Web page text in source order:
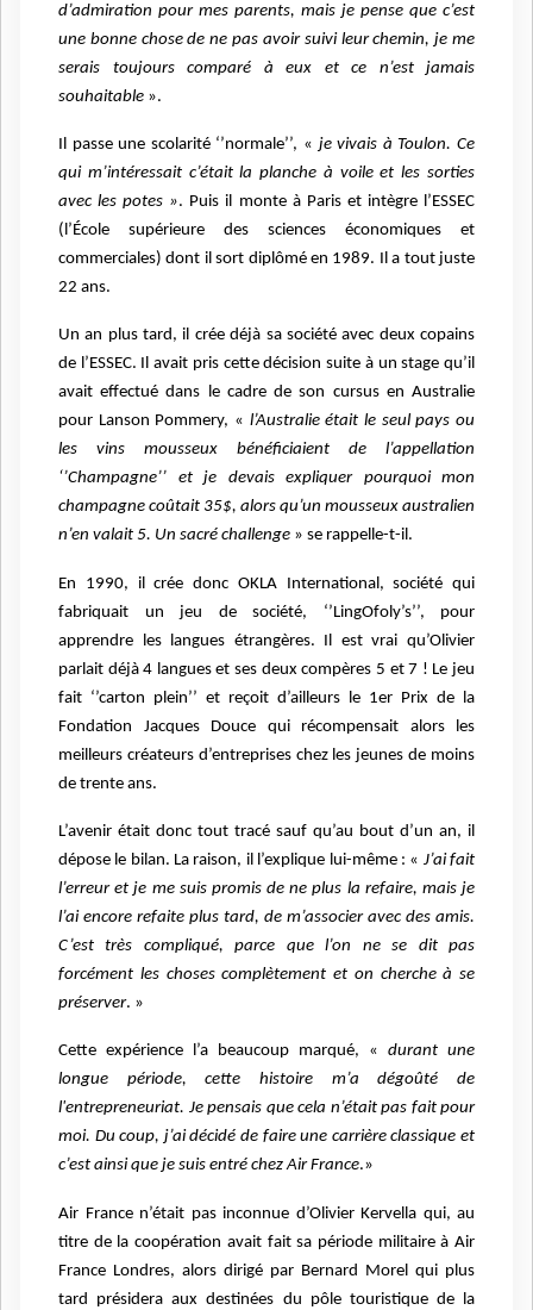
d’admiration pour mes parents, mais je pense que c’est
une bonne chose de ne pas avoir suivi leur chemin, je me
serais toujours comparé à eux et ce n’est jamais
souhaitable ».
Il passe une scolarité ‘’normale’’, « je vivais à Toulon. Ce
qui m’intéressait c’était la planche à voile et les sorties
avec les potes ». Puis il monte à Paris et intègre l’ESSEC
(l’École supérieure des sciences économiques et
commerciales) dont il sort diplômé en 1989. Il a tout juste
22 ans.
Un an plus tard, il crée déjà sa société avec deux copains
de l’ESSEC. Il avait pris cette décision suite à un stage qu’il
avait effectué dans le cadre de son cursus en Australie
pour Lanson Pommery, « l’Australie était le seul pays ou
les vins mousseux bénéficiaient de l’appellation
‘’Champagne’’ et je devais expliquer pourquoi mon
champagne coûtait 35$, alors qu’un mousseux australien
n’en valait 5. Un sacré challenge » se rappelle-t-il.
En 1990, il crée donc OKLA International, société qui
fabriquait un jeu de société, ‘’LingOfoly’s’’, pour
apprendre les langues étrangères. Il est vrai qu’Olivier
parlait déjà 4 langues et ses deux compères 5 et 7 ! Le jeu
fait ‘’carton plein’’ et reçoit d’ailleurs le 1er Prix de la
Fondation Jacques Douce qui récompensait alors les
meilleurs créateurs d’entreprises chez les jeunes de moins
de trente ans.
L’avenir était donc tout tracé sauf qu’au bout d’un an, il
dépose le bilan. La raison, il l’explique lui-même : « J’ai fait
l’erreur et je me suis promis de ne plus la refaire, mais je
l’ai encore refaite plus tard, de m’associer avec des amis.
C’est très compliqué, parce que l’on ne se dit pas
forcément les choses complètement et on cherche à se
préserver. »
Cette expérience l’a beaucoup marqué, « durant une
longue période, cette histoire m’a dégoûté de
l'entrepreneuriat. Je pensais que cela n’était pas fait pour
moi. Du coup, j’ai décidé de faire une carrière classique et
c’est ainsi que je suis entré chez Air France.»
Air France n’était pas inconnue d’Olivier Kervella qui, au
titre de la coopération avait fait sa période militaire à Air
France Londres, alors dirigé par Bernard Morel qui plus
tard présidera aux destinées du pôle touristique de la